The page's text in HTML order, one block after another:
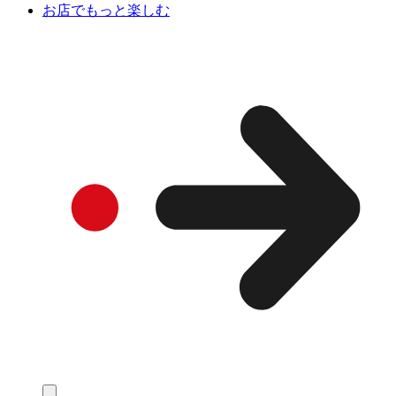
お店でもっと楽しむ